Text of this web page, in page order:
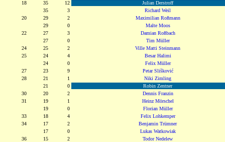
18
35 12
Julian Derstroff
35
3
Richard Weil
20
29 2
Maximilian Roßmann
29
0
Malte Moos
22
27 3
Damian Roßbach
27
0
Tim Müller
24
25 2
Ville Matti Steinmann
25
24 4
Besar Halimi
24
0
Felix Müller
27
23 9
Petar Slišković
28
21 1
Niki Zimling
21
0
Robin Zentner
30
20 2
Dennis Franzin
31
19 1
Heinz Mörschel
19
0
Florian Müller
33
18 4
Felix Lohkemper
34
17 2
Benjamin Trümner
17
0
Lukas Watkowiak
36
15 2
Todor Nedelew